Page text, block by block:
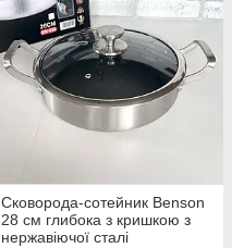
Сковорода-сотейник Benson
28 см глибока з кришкою з
нержавіючої сталі